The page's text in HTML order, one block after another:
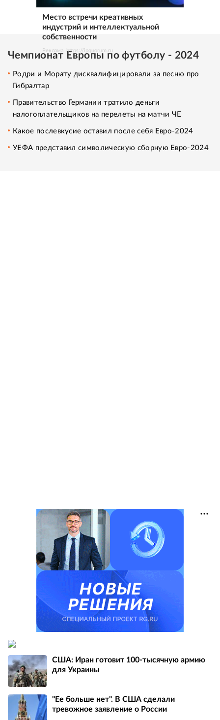
Место встречи креативных
индустрий и интеллектуальной
собственности
Реклама. https://ipquorum.ru
Чемпионат Европы по футболу - 2024
Родри и Морату дисквалифицировали за песню про
Гибралтар
Правительство Германии тратило деньги
налогоплательщиков на перелеты на матчи ЧЕ
Какое послевкусие оставил после себя Евро-2024
УЕФА представил символическую сборную Евро-2024
США: Иран готовит 100-тысячную армию
для Украины
"Ее больше нет". В США сделали
тревожное заявление о России